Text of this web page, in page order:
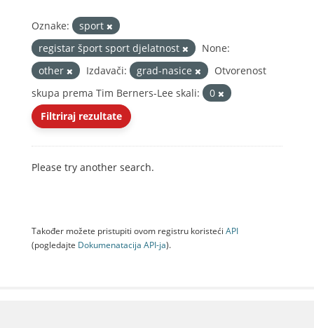
Oznake:
sport
registar šport sport djelatnost
None:
other
Izdavači: grad-nasice
Otvorenost
skupa prema Tim Berners-Lee skali:
0
Filtriraj rezultate
Please try another search.
Također možete pristupiti ovom registru koristeći API
(pogledajte Dokumenаtаcijа API-jа).